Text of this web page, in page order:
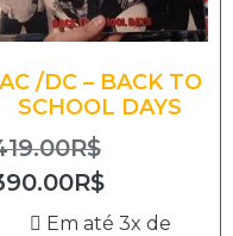
AC /DC – BACK TO
SCHOOL DAYS
R$
R$
Em até 3x de